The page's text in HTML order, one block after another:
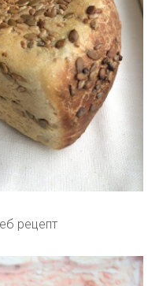
рецепт